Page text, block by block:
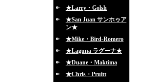
★Larry・Golsh
★San Juan サンホゥア
ン★
★Mike・Bird-Romero
★Laguna ラグーナ★
★Duane・Maktima
★Chris・Pruitt